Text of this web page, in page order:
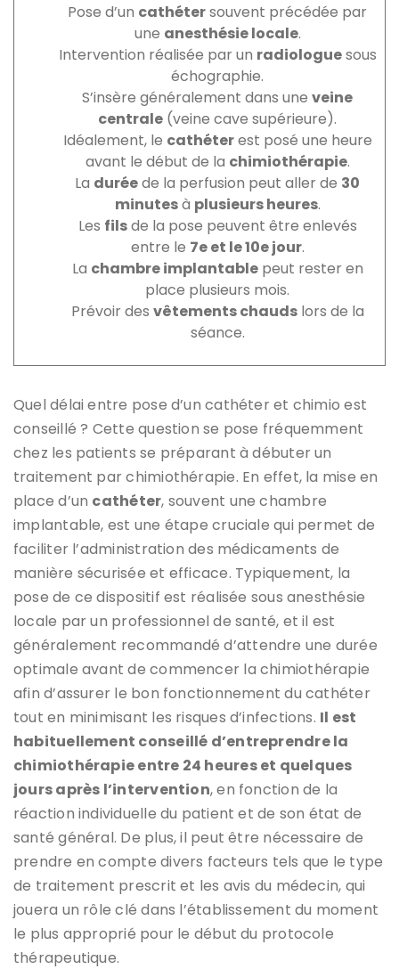
Pose d’un cathétersouvent précédée par
une anesthésie locale.
Intervention réalisée par un radiologuesous
échographie.
S’insère généralement dans une veine
centrale (veine cave supérieure).
Idéalement, le cathéterest posé une heure
avant le début de la chimiothérapie.
La duréede la perfusion peut aller de 30
minutesà plusieurs heures.
Les filsde la pose peuvent être enlevés
entre le 7e et le 10e jour.
La chambre implantablepeut rester en
place plusieurs mois.
Prévoir des vêtements chaudslors de la
séance.
Quel délai entre pose d’un cathéter et chimio est
conseillé ? Cette question se pose fréquemment
chez les patients se préparant à débuter un
traitement par chimiothérapie. En effet, la mise en
place d’un cathéter, souvent une chambre
implantable, est une étape cruciale qui permet de
faciliter l’administration des médicaments de
manière sécurisée et efficace. Typiquement, la
pose de ce dispositif est réalisée sous anesthésie
locale par un professionnel de santé, et il est
généralement recommandé d’attendre une durée
optimale avant de commencer la chimiothérapie
afin d’assurer le bon fonctionnement du cathéter
tout en minimisant les risques d’infections. Il est
habituellement conseillé d’entreprendre la
chimiothérapie entre 24 heures et quelques
jours après l’intervention, en fonction de la
réaction individuelle du patient et de son état de
santé général. De plus, il peut être nécessaire de
prendre en compte divers facteurs tels que le type
de traitement prescrit et les avis du médecin, qui
jouera un rôle clé dans l’établissement du moment
le plus approprié pour le début du protocole
thérapeutique.